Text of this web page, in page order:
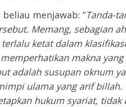
menjawab: “Tanda-
Memang, sebagian
ketat dalam
makna
adalah susupan oknum
ulama yang arif
hukum syariat, tidak